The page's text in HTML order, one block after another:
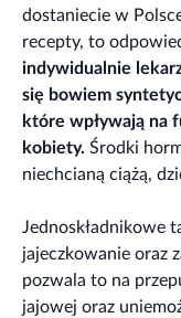
dostaniecie w
recepty, to
indywidualnie
się bowiem
które wpływają na
kobiety. Środki
niechcianą ciążą,
Jednoskładnikowe
jajeczkowanie oraz
pozwala to na
jajowej oraz